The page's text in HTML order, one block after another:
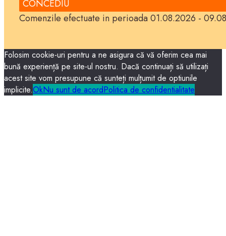
CONCEDIU
Comenzile efectuate in perioada 01.08.2026 -
Folosim cookie-uri pentru a ne asigura că vă oferim cea mai
bună experiență pe site-ul nostru. Dacă continuați să utilizați
acest site vom presupune că sunteți mulțumit de optiunile
implicite.OkNu sunt de acordPolitica de confidentialitate